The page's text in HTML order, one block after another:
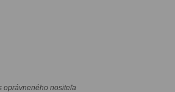
oprávneného nositeľa